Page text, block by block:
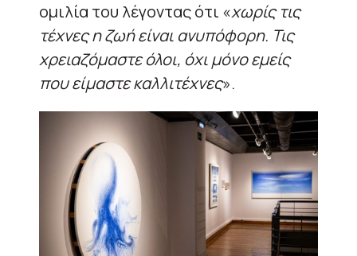
ομιλία του λέγοντας ότι «χωρίς τις
τέχνες η ζωή είναι ανυπόφορη. Τις
χρειαζόμαστε όλοι, όχι μόνο εμείς
που είμαστε καλλιτέχνες».